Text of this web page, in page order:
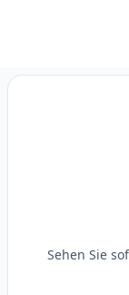
Sehen Sie